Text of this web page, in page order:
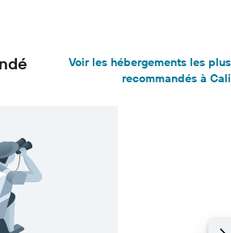
Voir les hébergements les plus
recommandés à Cali